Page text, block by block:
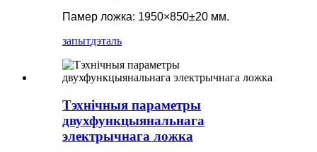
Памер ложка: 1950×850±20 мм.
запытдэталь
Тэхнічныя параметры
двухфункцыянальнага
электрычнага ложка